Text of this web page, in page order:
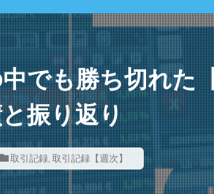
でも勝ち切れた
振り返り
取引記録, 取引記録【週次】